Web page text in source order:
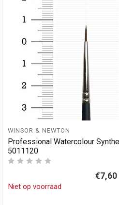
WINSOR & NEWTON
Professional Watercolour
5011120
€7,60
Niet op voorraad